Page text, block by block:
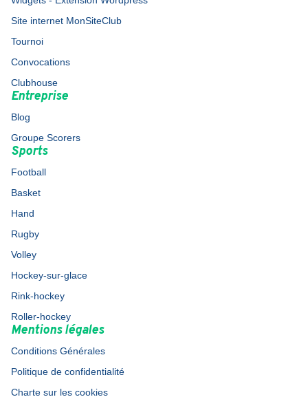
Site internet MonSiteClub
Tournoi
Convocations
Clubhouse
Entreprise
Blog
Groupe Scorers
Sports
Football
Basket
Hand
Rugby
Volley
Hockey-sur-glace
Rink-hockey
Roller-hockey
Mentions légales
Conditions Générales
Politique de confidentialité
Charte sur les cookies